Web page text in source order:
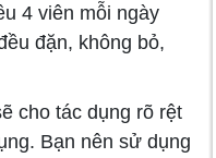
4 viên mỗi ngày
đặn, không bỏ,
cho tác dụng rõ rệt
Bạn nên sử dụng